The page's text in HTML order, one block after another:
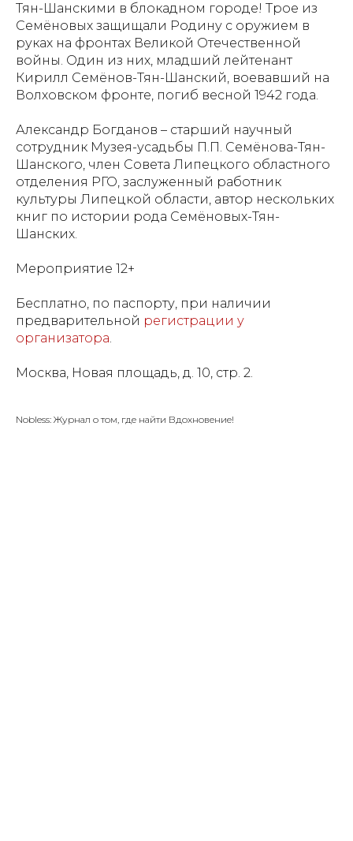
Тян-Шанскими в блокадном городе! Трое из
Семёновых защищали Родину с оружием в
руках на фронтах Великой Отечественной
войны. Один из них, младший лейтенант
Кирилл Семёнов-Тян-Шанский, воевавший на
Волховском фронте, погиб весной 1942 года.
Александр Богданов – старший научный
сотрудник Музея-усадьбы П.П. Семёнова-Тян-
Шанского, член Совета Липецкого областного
отделения РГО, заслуженный работник
культуры Липецкой области, автор нескольких
книг по истории рода Семёновых-Тян-
Шанских.
Мероприятие 12+
Бесплатно, по паспорту, при наличии
предварительной регистрации у
организатора.
Москва, Новая площадь, д. 10, стр. 2.
Nobless: Журнал о том, где найти Вдохновение!